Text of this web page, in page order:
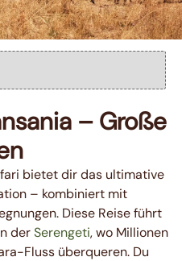
– Große
bietet dir das ultimative
– kombiniert mit
Diese Reise führt
derSerengeti, wo Millionen
Fluss überqueren. Du